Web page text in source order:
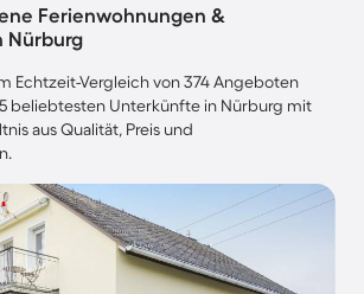
Ferienwohnungen &
Nürburg
Echtzeit-Vergleich von 374 Angeboten
beliebtesten Unterkünfte in Nürburg mit
aus Qualität, Preis und